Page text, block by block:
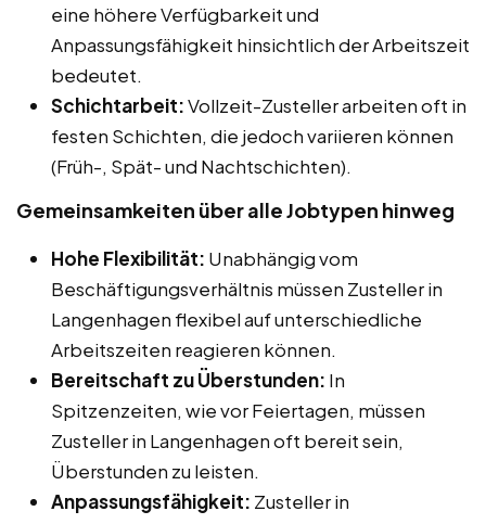
eine höhere Verfügbarkeit und
Anpassungsfähigkeit hinsichtlich der Arbeitszeit
bedeutet.
Schichtarbeit:Vollzeit-Zusteller arbeiten oft in
festen Schichten, die jedoch variieren können
(Früh-, Spät- und Nachtschichten).
Gemeinsamkeiten über alle Jobtypen hinweg
Hohe Flexibilität: Unabhängig vom
Beschäftigungsverhältnis müssen Zusteller in
Langenhagen flexibel auf unterschiedliche
Arbeitszeiten reagieren können.
Bereitschaft zu Überstunden: In
Spitzenzeiten, wie vor Feiertagen, müssen
Zusteller in Langenhagen oft bereit sein,
Überstunden zu leisten.
Anpassungsfähigkeit: Zusteller in